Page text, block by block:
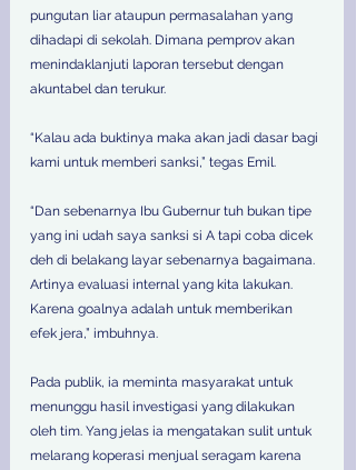
pungutan liar ataupun permasalahan yang
dihadapi di sekolah. Dimana pemprov akan
menindaklanjuti laporan tersebut dengan
akuntabel dan terukur.
“Kalau ada buktinya maka akan jadi dasar bagi
kami untuk memberi sanksi,” tegas Emil.
“Dan sebenarnya Ibu Gubernur tuh bukan tipe
yang ini udah saya sanksi si A tapi coba dicek
deh di belakang layar sebenarnya bagaimana.
Artinya evaluasi internal yang kita lakukan.
Karena goalnya adalah untuk memberikan
efek jera,” imbuhnya.
Pada publik, ia meminta masyarakat untuk
menunggu hasil investigasi yang dilakukan
oleh tim. Yang jelas ia mengatakan sulit untuk
melarang koperasi menjual seragam karena